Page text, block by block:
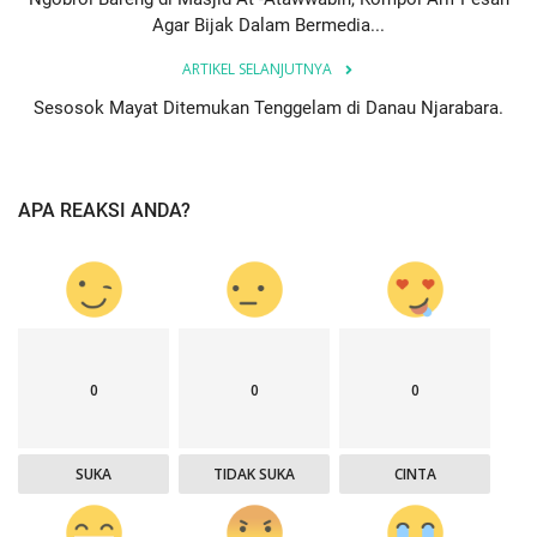
Agar Bijak Dalam Bermedia...
ARTIKEL SELANJUTNYA
Sesosok Mayat Ditemukan Tenggelam di Danau Njarabara.
APA REAKSI ANDA?
0
SUKA
0
TIDAK SUKA
0
CINTA